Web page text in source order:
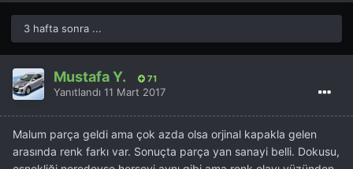
3 hafta sonra ...
Mustafa Y. 71
Yanıtlandı 11 Mart 2017
Malum parça geldi ama çok azda olsa orjinal kapakla gelen
arasında renk farkı var. Sonuçta parça yan sanayi belli. Dokusu,